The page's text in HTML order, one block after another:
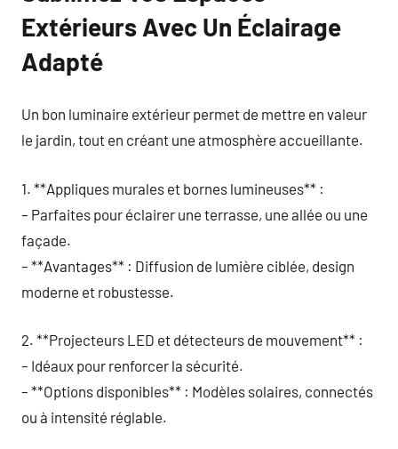
Extérieurs Avec Un Éclairage
Adapté
Un bon luminaire extérieur permet de mettre en valeur
le jardin, tout en créant une atmosphère accueillante.
1. **Appliques murales et bornes lumineuses** :
– Parfaites pour éclairer une terrasse, une allée ou une
façade.
– **Avantages** : Diffusion de lumière ciblée, design
moderne et robustesse.
2. **Projecteurs LED et détecteurs de mouvement** :
– Idéaux pour renforcer la sécurité.
– **Options disponibles** : Modèles solaires, connectés
ou à intensité réglable.